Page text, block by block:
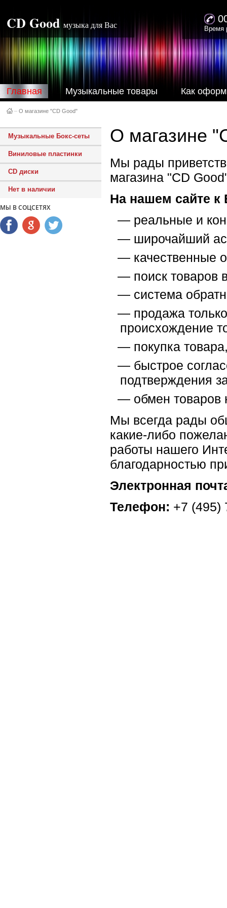
CD Good музыка для Вас Время
Главная Музыкальные товары Как
– О магазине "CD Good"
Музыкальные Бокс-сеты
Виниловые пластинки
CD диски
Нет в наличии
МЫ В СОЦСЕТЯХ
О магазине
Мы рады
магазина "CD
На нашем сайте
реальные и
широчайший
качественные
поиск товаров
система
продажа
происхождение
покупка
быстрое
подтверждения
обмен товаров
Мы всегда рады
какие-либо
работы нашего
благодарностью
Электронная
Телефон: +7 (495)